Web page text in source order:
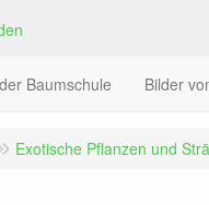
Baumschule Bilder
Exotische Pflanzen und